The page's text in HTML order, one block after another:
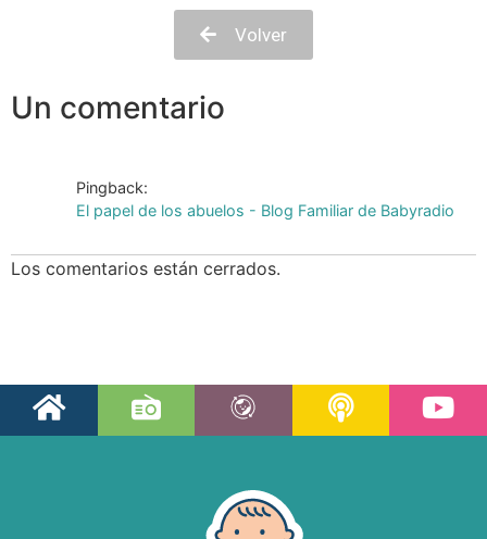
Volver
Un comentario
Pingback:
El papel de los abuelos - Blog Familiar de Babyradio
Los comentarios están cerrados.